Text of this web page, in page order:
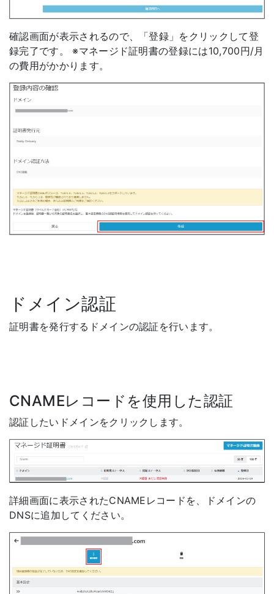
確認画面が表示されるので、「登録」をクリックして登
録完了です。 ※マネージド証明書の登録には10,700円/月
の費用がかかります。
ドメイン認証
証明書を発行するドメインの認証を行います。
CNAMEレコードを使用した認証
認証したいドメインをクリックします。
詳細画面に表示されたCNAMEレコードを、ドメインの
DNSに追加してください。